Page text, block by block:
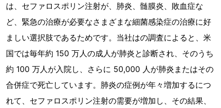
は、セファロスポリン注射が、肺炎、髄膜炎、敗血症な
ど、緊急の治療が必要なさまざまな細菌感染症の治療に好
ましい選択肢であるためです。当社はの調査によると、米
国では毎年約 150 万人の成人が肺炎と診断され、そのうち
約 100 万人が入院し、さらに 50,000 人が肺炎またはその
合併症で死亡しています。肺炎の症例が年々増加するにつ
れて、セファロスポリン注射の需要が増加し、その結果、